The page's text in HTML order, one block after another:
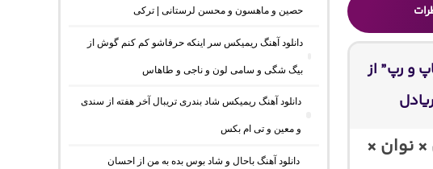
و رپ” از
نوان ×
حصین و ماهسون و محسن لرستانی | ترکی
دانلود آهنگ ریمیکس سر اینکه حرفاشو کم کنم گوش از
بیگ شگی و سامی لون و ناجی و طاهاس
دانلود آهنگ ریمیکس شاد بندری تریبال آخر هفته از سندی
و معین و تی ام بکس
دانلود آهنگ باحال و شاد بوس بده به من از احسان